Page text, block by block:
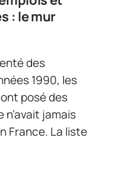
: le mur
des
1990, les
posé des
jamais
France. La liste